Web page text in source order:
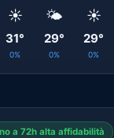
☀️
31°
0%
🌤️
29°
0%
☀️
29°
0%
a 72h alta affidabilità